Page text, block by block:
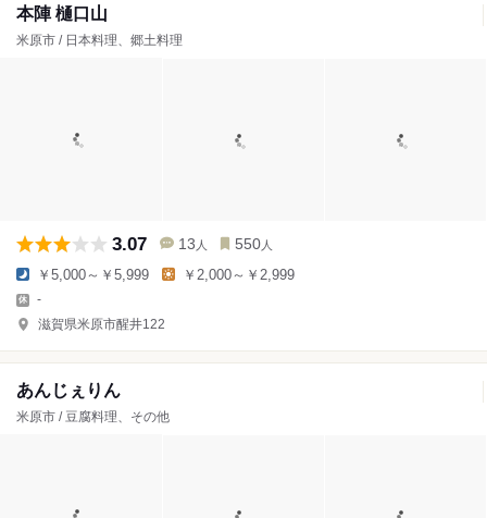
本陣 樋口山
米原市 / 日本料理、郷土料理
3.07 13 人 550 人
￥5,000～￥5,999 ￥2,000～￥2,999
-
滋賀県米原市醒井122
あんじぇりん
米原市 / 豆腐料理、その他